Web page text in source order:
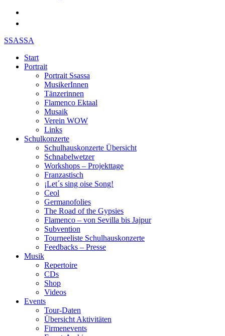
SSASSA
Start
Portrait
Portrait Ssassa
MusikerInnen
Tänzerinnen
Flamenco Ektaal
Musaik
Verein WOW
Links
Schulkonzerte
Schulhauskonzerte Übersicht
Schnabelwetzer
Workshops – Projekttage
Franzastisch
¡Let´s sing oise Song!
Ceol
Germanofolies
The Road of the Gypsies
Flamenco – von Sevilla bis Jajpur
Subvention
Tourneeliste Schulhauskonzerte
Feedbacks – Presse
Musik
Repertoire
CDs
Shop
Videos
Events
Tour-Daten
Übersicht Aktivitäten
Firmenevents